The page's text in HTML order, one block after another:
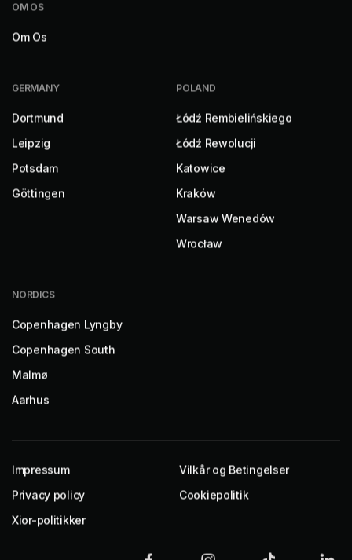
OM OS
Om Os
POLAND
Łódź Rembielińskiego
Łódź Rewolucji
Katowice
Kraków
Warsaw Wenedów
Wrocław
GERMANY
Dortmund
Leipzig
Potsdam
Göttingen
NORDICS
Copenhagen Lyngby
Copenhagen South
Malmø
Aarhus
Impressum
Vilkår og Betingelser
Privacy policy
Cookiepolitik
Xior-politikker